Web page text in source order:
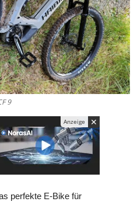
9
Anzeige ✕
perfekte E-Bike für